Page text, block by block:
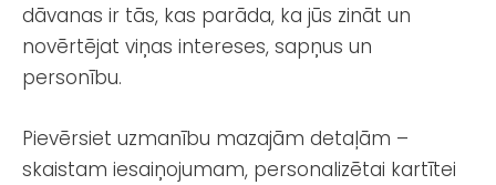
dāvanas ir tās, kas parāda, ka jūs zināt un
novērtējat viņas intereses, sapņus un
personību.
Pievērsiet uzmanību mazajām detaļām –
skaistam iesaiņojumam, personalizētai kartītei